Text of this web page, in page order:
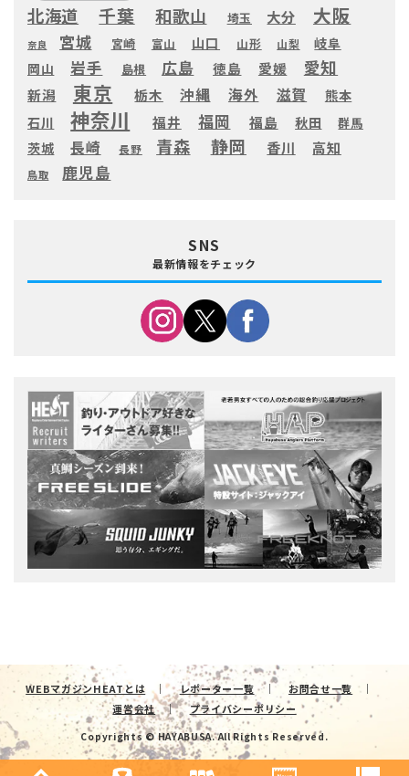
北海道 千葉 和歌山 埼玉 大分 大阪
奈良 宮城 宮崎 富山 山口 山形 山梨
岐阜
岡山
岩手 島根 広島 徳島 愛媛 愛知
新潟 東京 栃木 沖縄 海外 滋賀
熊本
石川
神奈川 福井 福岡 福島 秋田 群馬
茨城 長崎 長野 青森 静岡 香川 高知
鳥取 鹿児島
SNS
最新情報をチェック
WEBマガジンHEATとは レポーター一覧
お問合せ一覧
運営会社
プライバシーポリシー
Copyrights © HAYABUSA. All Rights Reserved.